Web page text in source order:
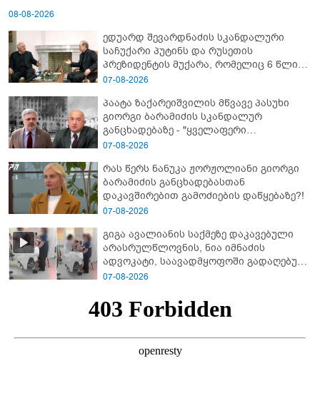
08-08-2026
ედუარდ შევარდნაძის სკანდალური
საჩუქარი პუტინს და რუსეთის
პრეზიდენტის მუქარა, რომელიც 6 წლის
შემდეგ აასრულა
07-08-2026
პაატა ზაქარეიშვილის მწვავე პასუხი
გიორგი ბარამიძის სკანდალურ
განცხადებაზე - "ყველაფერი
დეტალურად ვიცი... კამანში მოკლული
ბარამიძე კი ტყუის"
07-08-2026
რას წერს ნანუკა ჟორჟოლიანი გიორგი
ბარამიძის განცხადებასთან
დაკავშირებით გამოძიების დაწყებაზე?!
07-08-2026
გიგა ავალიანის საქმეზე დაკავებული
არასრულწლოვნის, ნია იმნაძის
ადვოკატი, საავადმყოფოში გადაღებულ
კადრებს ავრცელებს
07-08-2026